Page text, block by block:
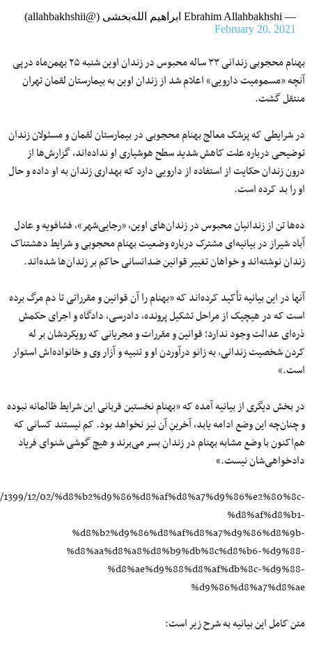
— Ebrahim Allahbakhshi ابراهیم الله‌بخشی (@allahbakhshii)
February 20, 2021
بهنام محجوبی زندانی ۳۳ ساله محبوس در زندان اوین شنبه ۲۵ بهمن‌ماه درپی
آنچه «مسمومیت دارویی» اعلام شد از زندان اوین به بیمارستان لقمان تهران
منتقل گشت.
در شرایطی که پزشک معالج بهنام محجوبی در بیمارستان لقمان و مسئولان زندان
توضیحی درباره علت کاهش شدید سطح هوشیاری او نداده‌اند، گزارش‌ها از
درون زندان حکایت از استفاده از دارویی دارد که بهداری زندان به او داده و حال
او را بد کرده است.
ده‌ها تن از زندانیان محبوس در زندان‌های اوین، «رجایی‌شهر»، فشافویه و عادل
آباد شیراز در بیانیه‌ای مشترک درباره وضعیت بهنام محجوبی و شرایط دهشتناک
زندان نوشته‌اند و خواهان تغییر قوانین ضدانسانی حاکم بر زندان‌ها شده‌اند.
آنها در این بیانیه تأکید کرده‌اند که «بهنام را آن قوانین و مقرراتی تا دم مرگ برده
است که در هیچیک از مراحل تشکیل پرونده، دادرسی، دادگاه و اجرای حکمش
ذره‌ای عدالت وجود ندارد؛ قوانین و مقررات و مجریانی که رویکردشان بر له
کردن شخصیت زندانی، به زانو درآوردن او و تنبیه و آزار وی و خانواده‌اش استوار
است.»
در بخش دیگری از بیانیه آمده که «بهنام نخستین قربانی این شرایط ظالمانه نبوده
و چنان‌چه این وضع ادامه یابد، آخرینِ آن نیز نخواهد بود. کم نیستند کسانی که
هم‌اکنون با وضع مشابه بهنام در زندان بسر می‌برند و هیچ گوشی شنوای فریاد
دادخواهی‌شان نیست.»
12/02/%d8%b2%d9%86%d8%af%d8%a7%d9%86%e2%80%8c-
%d8%af%d8%b1-
%d8%b2%d9%86%d8%af%d8%a7%d9%86%d8%9b-
%d8%aa%d8%a8%d8%b9%db%8c%d8%b6-%d9%88-
%d8%ae%d9%88%d8%af%db%8c-%d9%88-
%d9%86%d8%a7%d8%ae
متن کامل این بیانیه به شرح زیر است: